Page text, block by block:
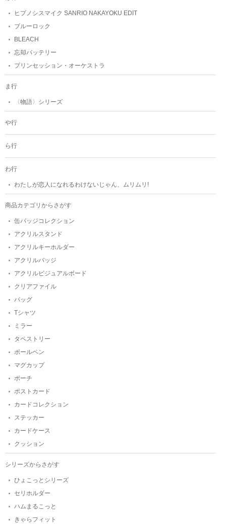
ヒプノシスマイク SANRIO NAKAYOKU EDIT
ブルーロック
BLEACH
忘却バッテリー
プリンセッション・オーケストラ
ま行
〈物語〉シリーズ
や行
ら行
わ行
わたしが恋人になれるわけないじゃん、ムリムリ!
商品カテゴリからさがす
缶バッジコレクション
アクリルスタンド
アクリルキーホルダー
アクリルバッジ
アクリルビジュアルボード
クリアファイル
バッグ
Tシャツ
ミラー
タペストリー
ボールペン
マグカップ
ポーチ
ポストカード
カードコレクション
ステッカー
カードケース
クッション
シリーズからさがす
ひょこっとシリーズ
セリホルダー
ハムまるこっと
きゃらフィット